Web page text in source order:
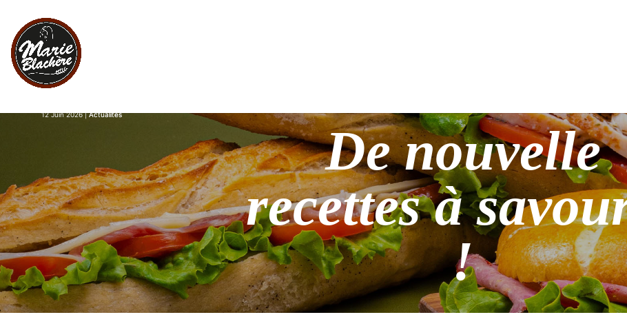
De nouvelle
recettes à
!
12 Juin 2026 Actualités